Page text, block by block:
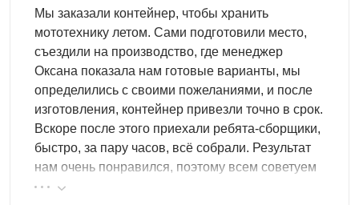
Вы сможете использовать контейнер для хранения
садово-огородного инвентаря и инструментов. Для
этого подойдет компактный хозблок, длина которого в
пределах 3 м. Вы также сможете выбрать другие, более
просторные модели до 6 м длиной. Крыша постройки
может быть односкатной или двускатной. А если не
хотите переплачивать, выбирайте плоскую кровлю.
Конструкция контейнера может быть усиленной. В этом
случае у хозблока будет дополнительная защита от
непогоды и механических воздействий
Мы заказали контейнер, чтобы хранить
мототехнику летом. Сами подготовили место,
съездили на производство, где менеджер
Оксана показала нам готовые варианты, мы
определились с своими пожеланиями, и после
изготовления, контейнер привезли точно в срок.
Вскоре после этого приехали ребята-сборщики,
быстро, за пару часов, всё собрали. Результат
нам очень понравился, поэтому всем советуем
эту фирму.